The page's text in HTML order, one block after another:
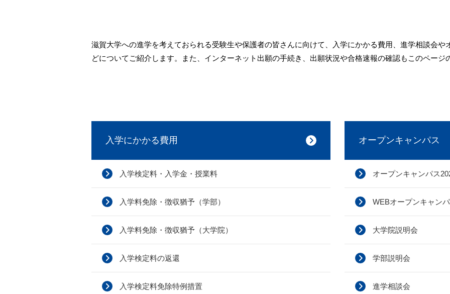
滋賀大学への進学を考えておられる受験生や保護者の皆さんに向けて、入学にかかる費用、進学相談会
どについてご紹介します。また、インターネット出願の手続き、出願状況や合格速報の確認もこのページ
入学にかかる費用
入学検定料・入学金・授業料
入学料免除・徴収猶予（学部）
入学料免除・徴収猶予（大学院）
入学検定料の返還
入学検定料免除特例措置
オープンキャンパス
オープンキャンパス
WEBオープンキャン
大学院説明会
学部説明会
進学相談会